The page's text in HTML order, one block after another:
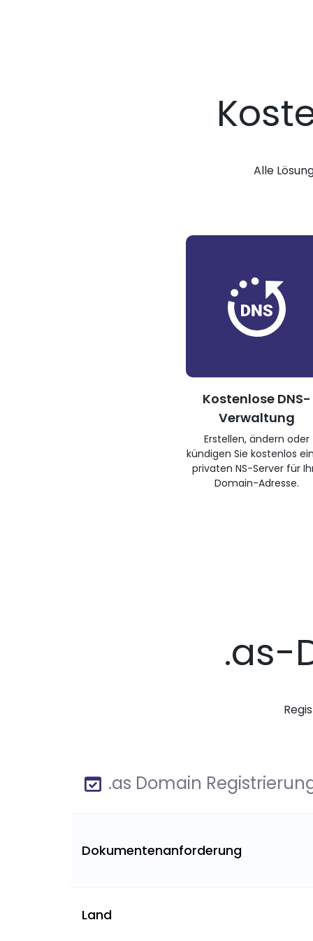
Alle
Kostenlose DNS-
Verwaltung
Erstellen, ändern oder
kündigen Sie kostenlos
privaten NS-Server für
Domain-Adresse.
.as-
.as Domain
Dokumentenanforderung
Land